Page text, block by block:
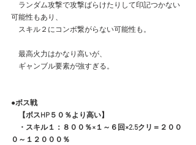
ランダム攻撃で攻撃ばらけたりして印記つかない
可能性もあり、
スキル２にコンボ繋がらない可能性も。
最高火力はかなり高いが、
ギャンブル要素が強すぎる。
●ボス戦
【ボスHP５０％より高い】
・スキル１：８００％×１～６回×2.5クリ＝２００
０～１２０００％